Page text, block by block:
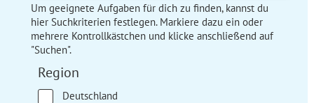
Um geeignete Aufgaben für dich zu finden, kannst du
hier Suchkriterien festlegen. Markiere dazu ein oder
mehrere Kontrollkästchen und klicke anschließend auf
"Suchen".
Region
Deutschland